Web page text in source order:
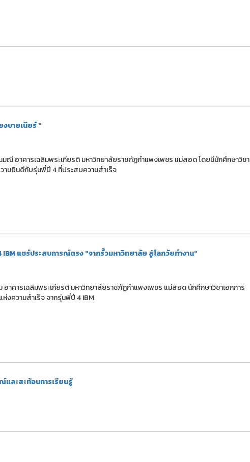
บายเนียร์ "
ณี อาคารเฉลิมพระเกียรติ มหาวิทยาลัยราชภัฏกำแพงเพชร แม่สอด โดยมีนักศึกษาวิชา
ามยินดีกับรุ่นพี่ปี 4 ที่ประสบความสำเร็จ
แชร์ประสบการณ์ตรง "จากรั้วมหาวิทยาลัย สู่โลกวัยทำงาน"
าคารเฉลิมพระเกียรติ มหาวิทยาลัยราชภัฏกำแพงเพชร แม่สอด นักศึกษาวิชาเอกการ
งความสำเร็จ จากรุ่นพี่ปี 4 IBM
และสะท้อนการเรียนรู้